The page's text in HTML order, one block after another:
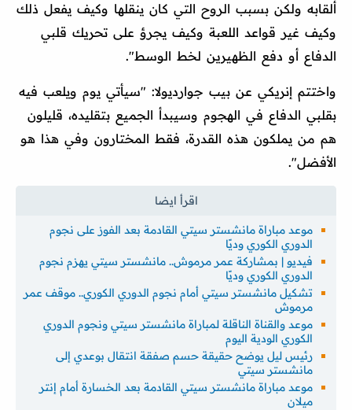
ألقابه ولكن بسبب الروح التي كان ينقلها وكيف يفعل ذلك
وكيف غير قواعد اللعبة وكيف يجرؤ على تحريك قلبي
الدفاع أو دفع الظهيرين لخط الوسط".
واختتم إنريكي عن بيب جوارديولا: "سيأتي يوم ويلعب فيه
بقلبي الدفاع في الهجوم وسيبدأ الجميع بتقليده، قليلون
هم من يملكون هذه القدرة، فقط المختارون وفي هذا هو
الأفضل".
موعد مباراة مانشستر سيتي القادمة بعد الفوز على نجوم
الدوري الكوري وديًا
فيديو | بمشاركة عمر مرموش.. مانشستر سيتي يهزم نجوم
الدوري الكوري وديًا
تشكيل مانشستر سيتي أمام نجوم الدوري الكوري.. موقف عمر
مرموش
موعد والقناة الناقلة لمباراة مانشستر سيتي ونجوم الدوري
الكوري الودية اليوم
رئيس ليل يوضح حقيقة حسم صفقة انتقال بوعدي إلى
مانشستر سيتي
موعد مباراة مانشستر سيتي القادمة بعد الخسارة أمام إنتر
ميلان